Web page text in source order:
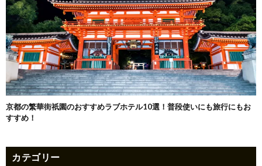
京都の繁華街祇園のおすすめラブホテル10選！普段使いにも旅行にもお
すすめ！
カテゴリー